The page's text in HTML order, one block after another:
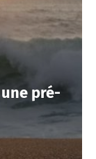
pré-